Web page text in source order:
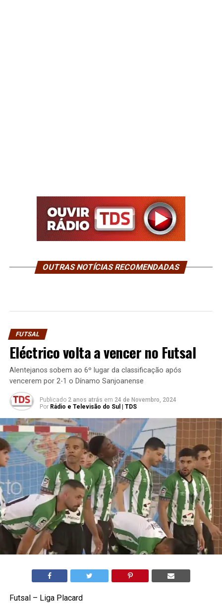
OUTRAS NOTÍCIAS RECOMENDADAS
FUTSAL
Eléctrico volta a vencer no Futsal
Alentejanos sobem ao 6º lugar da classificação após
vencerem por 2-1 o Dínamo Sanjoanense
Publicado 2 anos atrás em 24 de Novembro, 2024
Por Rádio e Televisão do Sul | TDS
Futsal – Liga Placard